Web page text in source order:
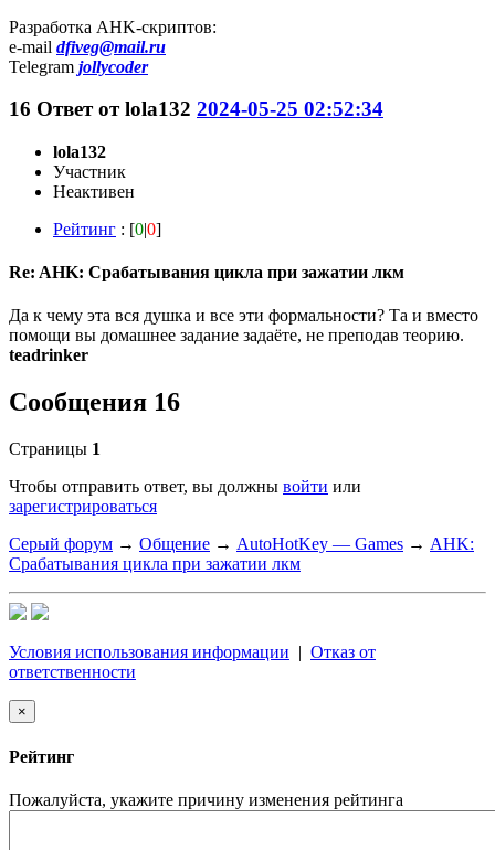
Разработка AHK-скриптов:
e-mail dfiveg@mail.ru
Telegram jollycoder
16 Ответ отlola132 2024-05-25 02:52:34
lola132
Участник
Неактивен
Рейтинг : [0|0]
Re: AHK: Срабатывания цикла при зажатии лкм
Да к чему эта вся душка и все эти формальности? Та и вместо
помощи вы домашнее задание задаёте, не преподав теорию.
teadrinker
Сообщения 16
Страницы 1
Чтобы отправить ответ, вы должны войти или
зарегистрироваться
Серый форум → Общение → AutoHotKey — Games → AHK:
Срабатывания цикла при зажатии лкм
Условия использования информации | Отказ от
ответственности
×
Рейтинг
Пожалуйста, укажите причину изменения рейтинга